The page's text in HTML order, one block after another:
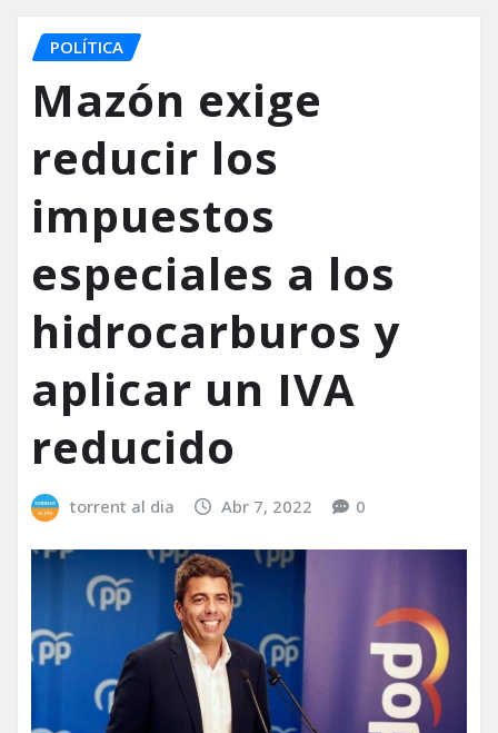
POLÍTICA
Mazón exige
reducir los
impuestos
especiales a los
hidrocarburos y
aplicar un IVA
reducido
torrent al dia Abr 7, 2022 0